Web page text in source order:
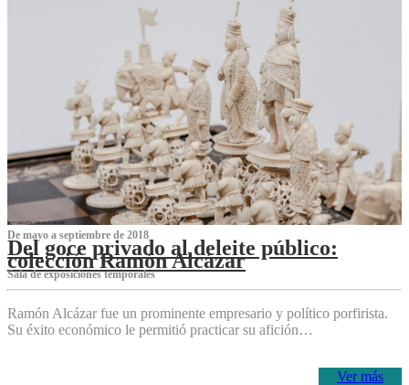
De mayo a septiembre de 2018
Del goce privado al deleite público:
colección Ramón Alcázar
Sala de exposiciones temporales
Ramón Alcázar fue un prominente empresario y político porfirista.
Su éxito económico le permitió practicar su afición…
Ver más